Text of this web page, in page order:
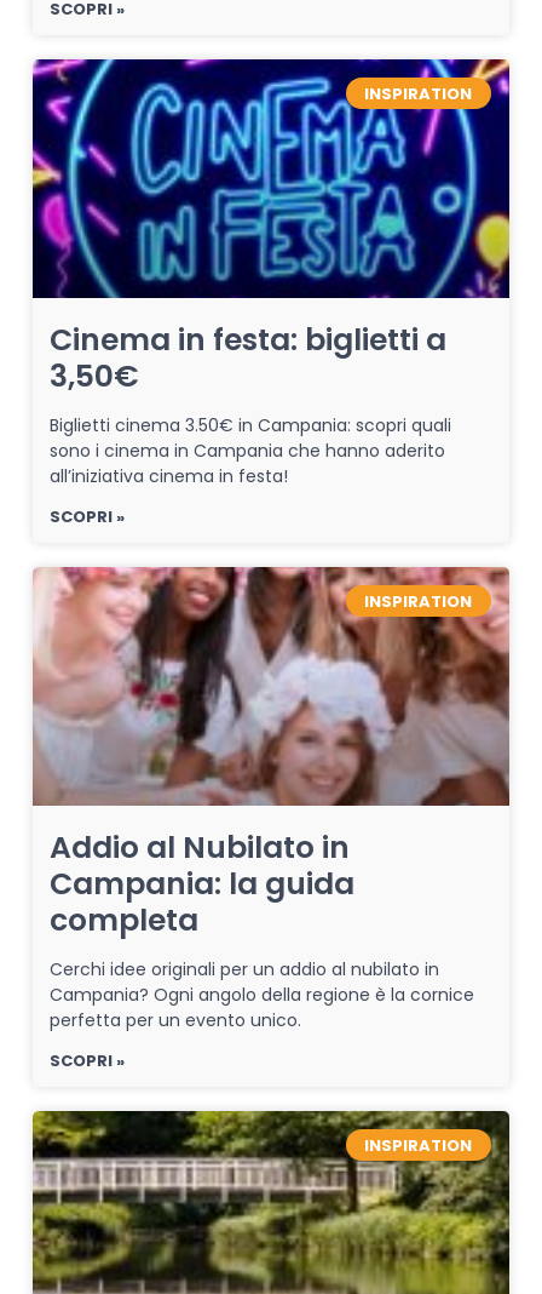
SCOPRI »
INSPIRATION
Cinema in festa: biglietti a
3,50€
Biglietti cinema 3.50€ in Campania: scopri quali
sono i cinema in Campania che hanno aderito
all’iniziativa cinema in festa!
SCOPRI »
INSPIRATION
Addio al Nubilato in
Campania: la guida
completa
Cerchi idee originali per un addio al nubilato in
Campania? Ogni angolo della regione è la cornice
perfetta per un evento unico.
SCOPRI »
INSPIRATION